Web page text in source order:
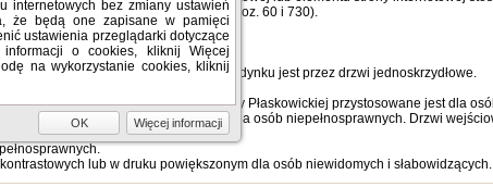
U. z 2018 r. poz. 2096 oraz z 2019 r. poz. 60 i 730).
doRzecznika Praw Obywatelskich
oraz ul. Płaskowickiej. Wejście do budynku jest przez drzwi jednoskrzydłowe.
Edukacji Narodowej. Wejście od ulicy Płaskowickiej przystosowane jest dla
Toalety nie są dostosowane dla osób niepełnosprawnych. Drzwi
lub w druku powiększonym dla osób niewidomych i słabowidzących.
internetowych bez zmiany ustawień
że będą one zapisane w pamięci
ustawienia przeglądarki dotyczące
o cookies, kliknij Więcej
na wykorzystanie cookies, kliknij
OK Więcej informacji